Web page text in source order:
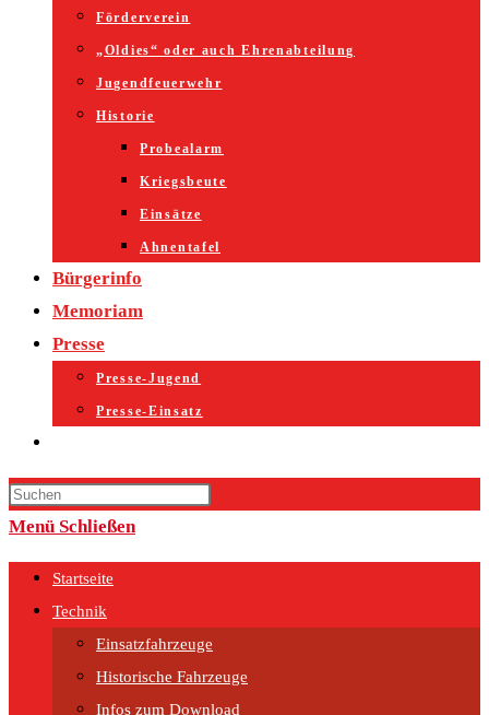
Förderverein
„Oldies“ oder auch Ehrenabteilung
Jugendfeuerwehr
Historie
Probealarm
Kriegsbeute
Einsätze
Ahnentafel
Bürgerinfo
Memoriam
Presse
Presse-Jugend
Presse-Einsatz
Suche
umschalten
Menü Schließen
Startseite
Technik
Einsatzfahrzeuge
Historische Fahrzeuge
Infos zum Download